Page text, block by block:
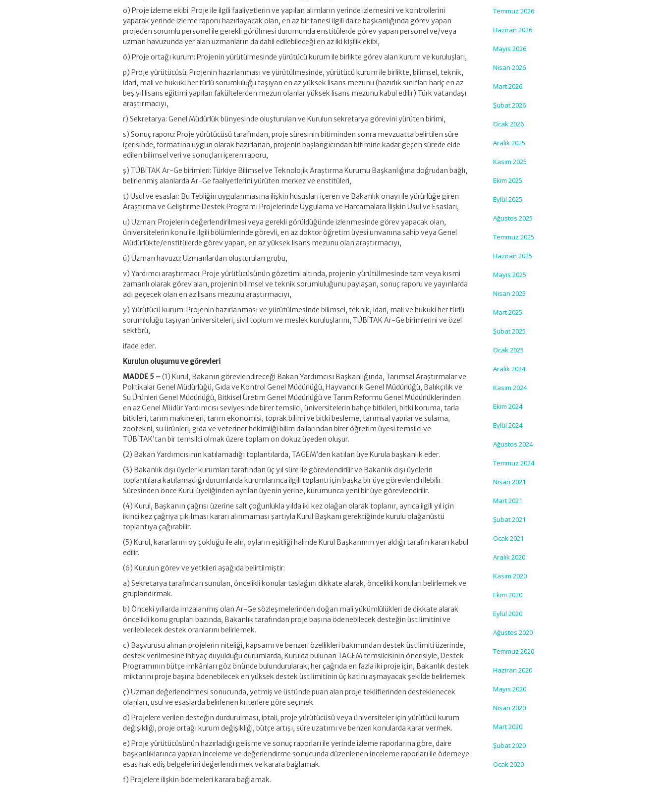
o) Proje izleme ekibi: Proje ile ilgili faaliyetlerin ve yapılan alımların yerinde izlemesini ve kontrollerini
yaparak yerinde izleme raporu hazırlayacak olan, en az bir tanesi ilgili daire başkanlığında görev yapan
projeden sorumlu personel ile gerekli görülmesi durumunda enstitülerde görev yapan personel ve/veya
uzman havuzunda yer alan uzmanların da dahil edilebileceği en az iki kişilik ekibi,
ö) Proje ortağı kurum: Projenin yürütülmesinde yürütücü kurum ile birlikte görev alan kurum ve kuruluşları,
p) Proje yürütücüsü: Projenin hazırlanması ve yürütülmesinde, yürütücü kurum ile birlikte, bilimsel, teknik,
idari, mali ve hukuki her türlü sorumluluğu taşıyan en az yüksek lisans mezunu (hazırlık sınıfları hariç en az
beş yıl lisans eğitimi yapılan fakültelerden mezun olanlar yüksek lisans mezunu kabul edilir) Türk vatandaşı
araştırmacıyı,
r) Sekretarya: Genel Müdürlük bünyesinde oluşturulan ve Kurulun sekretarya görevini yürüten birimi,
s) Sonuç raporu: Proje yürütücüsü tarafından, proje süresinin bitiminden sonra mevzuatta belirtilen süre
içerisinde, formatına uygun olarak hazırlanan, projenin başlangıcından bitimine kadar geçen sürede elde
edilen bilimsel veri ve sonuçları içeren raporu,
ş) TÜBİTAK Ar-Ge birimleri: Türkiye Bilimsel ve Teknolojik Araştırma Kurumu Başkanlığına doğrudan bağlı,
belirlenmiş alanlarda Ar-Ge faaliyetlerini yürüten merkez ve enstitüleri,
t) Usul ve esaslar: Bu Tebliğin uygulanmasına ilişkin hususları içeren ve Bakanlık onayı ile yürürlüğe giren
Araştırma ve Geliştirme Destek Programı Projelerinde Uygulama ve Harcamalara İlişkin Usul ve Esasları,
u) Uzman: Projelerin değerlendirilmesi veya gerekli görüldüğünde izlenmesinde görev yapacak olan,
üniversitelerin konu ile ilgili bölümlerinde görevli, en az doktor öğretim üyesi unvanına sahip veya Genel
Müdürlükte/enstitülerde görev yapan, en az yüksek lisans mezunu olan araştırmacıyı,
ü) Uzman havuzu: Uzmanlardan oluşturulan grubu,
v) Yardımcı araştırmacı: Proje yürütücüsünün gözetimi altında, projenin yürütülmesinde tam veya kısmi
zamanlı olarak görev alan, projenin bilimsel ve teknik sorumluluğunu paylaşan, sonuç raporu ve yayınlarda
adı geçecek olan en az lisans mezunu araştırmacıyı,
y) Yürütücü kurum: Projenin hazırlanması ve yürütülmesinde bilimsel, teknik, idari, mali ve hukuki her türlü
sorumluluğu taşıyan üniversiteleri, sivil toplum ve meslek kuruluşlarını, TÜBİTAK Ar-Ge birimlerini ve özel
sektörü,
ifade eder.
Kurulun oluşumu ve görevleri
MADDE 5 –(1) Kurul, Bakanın görevlendireceği Bakan Yardımcısı Başkanlığında, Tarımsal Araştırmalar ve
Politikalar Genel Müdürlüğü, Gıda ve Kontrol Genel Müdürlüğü, Hayvancılık Genel Müdürlüğü, Balıkçılık ve
Su Ürünleri Genel Müdürlüğü, Bitkisel Üretim Genel Müdürlüğü ve Tarım Reformu Genel Müdürlüklerinden
en az Genel Müdür Yardımcısı seviyesinde birer temsilci, üniversitelerin bahçe bitkileri, bitki koruma, tarla
bitkileri, tarım makineleri, tarım ekonomisi, toprak bilimi ve bitki besleme, tarımsal yapılar ve sulama,
zootekni, su ürünleri, gıda ve veteriner hekimliği bilim dallarından birer öğretim üyesi temsilci ve
TÜBİTAK’tan bir temsilci olmak üzere toplam on dokuz üyeden oluşur.
(2) Bakan Yardımcısının katılamadığı toplantılarda, TAGEM’den katılan üye Kurula başkanlık eder.
(3) Bakanlık dışı üyeler kurumları tarafından üç yıl süre ile görevlendirilir ve Bakanlık dışı üyelerin
toplantılara katılamadığı durumlarda kurumlarınca ilgili toplantı için başka bir üye görevlendirilebilir.
Süresinden önce Kurul üyeliğinden ayrılan üyenin yerine, kurumunca yeni bir üye görevlendirilir.
(4) Kurul, Başkanın çağrısı üzerine salt çoğunlukla yılda iki kez olağan olarak toplanır, ayrıca ilgili yıl için
ikinci kez çağrıya çıkılması kararı alınmaması şartıyla Kurul Başkanı gerektiğinde kurulu olağanüstü
toplantıya çağırabilir.
(5) Kurul, kararlarını oy çokluğu ile alır, oyların eşitliği halinde Kurul Başkanının yer aldığı tarafın kararı kabul
edilir.
(6) Kurulun görev ve yetkileri aşağıda belirtilmiştir:
a) Sekretarya tarafından sunulan, öncelikli konular taslağını dikkate alarak, öncelikli konuları belirlemek ve
gruplandırmak.
b) Önceki yıllarda imzalanmış olan Ar-Ge sözleşmelerinden doğan mali yükümlülükleri de dikkate alarak
öncelikli konu grupları bazında, Bakanlık tarafından proje başına ödenebilecek desteğin üst limitini ve
verilebilecek destek oranlarını belirlemek.
c) Başvurusu alınan projelerin niteliği, kapsamı ve benzeri özellikleri bakımından destek üst limiti üzerinde,
destek verilmesine ihtiyaç duyulduğu durumlarda, Kurulda bulunan TAGEM temsilcisinin önerisiyle, Destek
Programının bütçe imkânları göz önünde bulundurularak, her çağrıda en fazla iki proje için, Bakanlık destek
miktarını proje başına ödenebilecek en yüksek destek üst limitinin üç katını aşmayacak şekilde belirlemek.
ç) Uzman değerlendirmesi sonucunda, yetmiş ve üstünde puan alan proje tekliflerinden desteklenecek
olanları, usul ve esaslarda belirlenen kriterlere göre seçmek.
d) Projelere verilen desteğin durdurulması, iptali, proje yürütücüsü veya üniversiteler için yürütücü kurum
değişikliği, proje ortağı kurum değişikliği, bütçe artışı, süre uzatımı ve benzeri konularda karar vermek.
e) Proje yürütücüsünün hazırladığı gelişme ve sonuç raporları ile yerinde izleme raporlarına göre, daire
başkanlıklarınca yapılan inceleme ve değerlendirme sonucunda düzenlenen inceleme raporları ile ödemeye
esas hak ediş belgelerini değerlendirmek ve karara bağlamak.
f) Projelere ilişkin ödemeleri karara bağlamak.
Temmuz 2026
Haziran 2026
Mayıs 2026
Nisan 2026
Mart 2026
Şubat 2026
Ocak 2026
Aralık 2025
Kasım 2025
Ekim 2025
Eylül 2025
Ağustos 2025
Temmuz 2025
Haziran 2025
Mayıs 2025
Nisan 2025
Mart 2025
Şubat 2025
Ocak 2025
Aralık 2024
Kasım 2024
Ekim 2024
Eylül 2024
Ağustos 2024
Temmuz 2024
Nisan 2021
Mart 2021
Şubat 2021
Ocak 2021
Aralık 2020
Kasım 2020
Ekim 2020
Eylül 2020
Ağustos 2020
Temmuz 2020
Haziran 2020
Mayıs 2020
Nisan 2020
Mart 2020
Şubat 2020
Ocak 2020